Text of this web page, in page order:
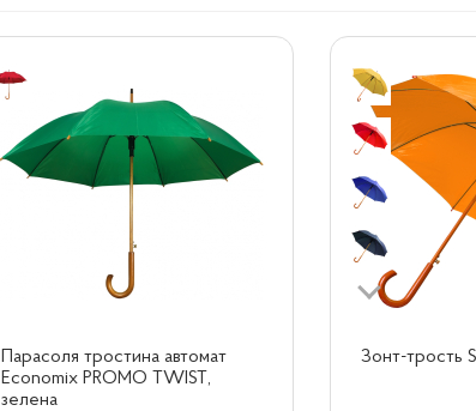
Парасоля тростина автомат
Economix PROMO TWIST,
зелена
Зонт-трость